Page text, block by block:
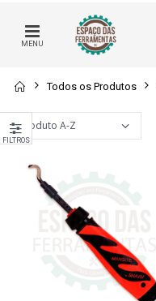
MENU
Todos os Produtos
FILTROS